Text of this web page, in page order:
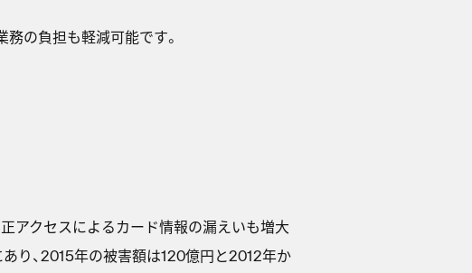
務の負担も軽減可能です。
アクセスによるカード情報の漏えいも増大
り、2015年の被害額は120億円と2012年か